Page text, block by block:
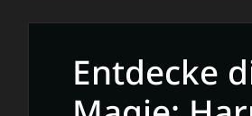
die
der
Entdecke